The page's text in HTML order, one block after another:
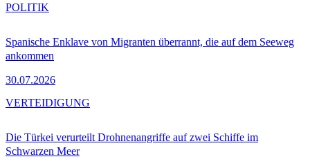
Spanische Enklave von Migranten überrannt, die auf dem Seeweg
ankommen
30.07.2026
POLITIK
Die Türkei verurteilt Drohnenangriffe auf zwei Schiffe im
Schwarzen Meer
VERTEIDIGUNG